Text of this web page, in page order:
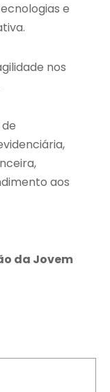
e
nos
aos
da Jovem